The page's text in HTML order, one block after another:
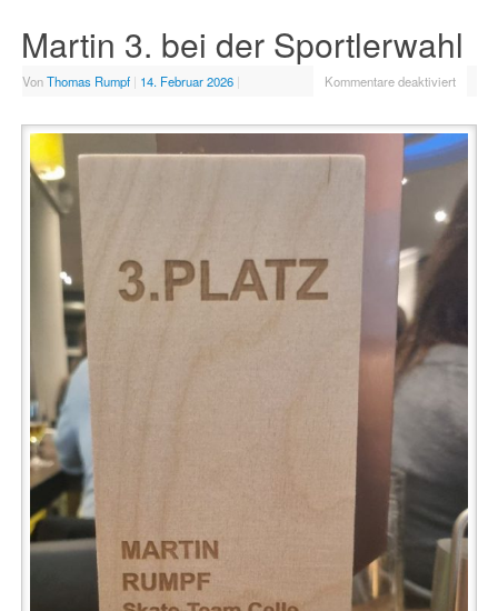
Martin 3. bei der Sportlerwahl
VonThomas Rumpf | 14. Februar 2026 | Kommentare deaktiviert